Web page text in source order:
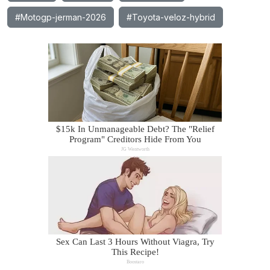
#Motogp-jerman-2026 #Toyota-veloz-hybrid